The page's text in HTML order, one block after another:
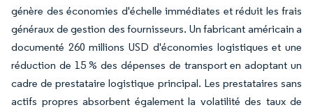
génère des économies d'échelle immédiates et réduit les frais
généraux de gestion des fournisseurs. Un fabricant américain a
documenté 260 millions USD d'économies logistiques et une
réduction de 15 % des dépenses de transport en adoptant un
cadre de prestataire logistique principal. Les prestataires sans
actifs propres absorbent également la volatilité des taux de